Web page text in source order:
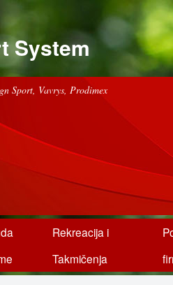
System
Sport, Vavrys, Prodimex
Rekreacija i
Takmičenja